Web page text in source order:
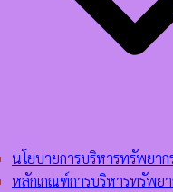
นโยบายการบริหารทรัพยา
หลักเกณฑ์การบริหารทรัพย